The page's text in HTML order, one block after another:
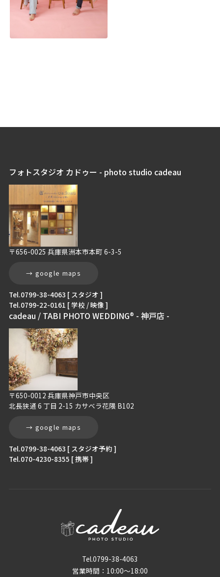
フォトスタジオ カドゥー - photo studio cadeau
〒656-0025 兵庫県洲本市本町 6-3-5
→ google maps
Tel.0799-38-4063 [ スタジオ ]
Tel.0799-22-0161 [ 学校 / 映像 ]
cadeau / TABI PHOTO WEDDING® - 神戸店 -
〒650-0012 兵庫県神戸市中央区
北長狭通 6 丁目 2-15 カサベラ花隈 B102
→ google maps
Tel.0799-38-4063 [ スタジオ予約 ]
Tel.070-4230-8355 [ 携帯 ]
Tel.0799-38-4063
営業時間：10:00〜18:00